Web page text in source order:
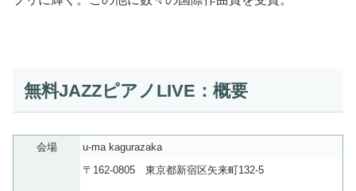
無料JAZZピアノLIVE：概要
会場 u-ma kagurazaka
〒162-0805 東京都新宿区矢来町132-5